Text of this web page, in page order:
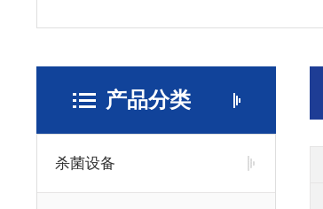
产品分类
杀菌设备